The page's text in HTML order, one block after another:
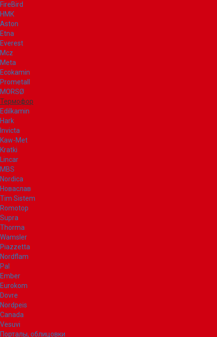
FireBird
НМК
Aston
Etna
Everest
Mcz
Meta
Ecokamin
Prometall
MORSØ
Термофор
Edilkamin
Hark
Invicta
Kaw-Met
Kratki
Lincar
MBS
Nordica
Новаслав
Tim Sistem
Romotop
Supra
Thorma
Wamsler
Piazzetta
Nordflam
Pal
Ember
Eurokom
Dovre
Nordpeis
Canada
Vesuvi
Порталы, облицовки